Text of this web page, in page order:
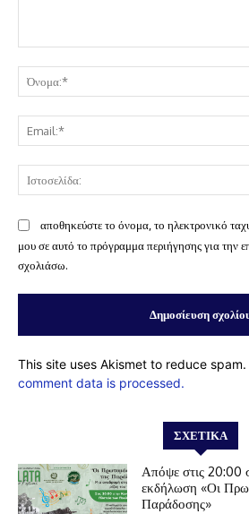
αποθηκεύστε το όνομα, το ηλεκτρονικό
μου σε αυτό το πρόγραμμα περιήγησης για την
σχολιάσω.
This site uses Akismet to reduce spam.
comment data is processed.
ΣΧΕΤΙΚΆ
Απόψε στις 20:00
εκδήλωση «Οι
Παράδοσης»